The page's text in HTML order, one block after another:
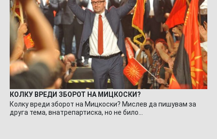
КОЛКУ ВРЕДИ ЗБОРОТ НА МИЦКОСКИ?
Колку вреди зборот на Мицкоски? Мислев да пишувам за
друга тема, внатрепартиска, но не било…